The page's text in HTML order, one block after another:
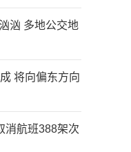
汹 多地公交地
将向偏东方向
消航班388架次